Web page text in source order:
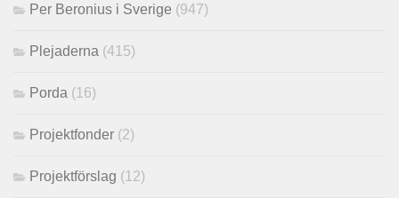
Per Beronius i Sverige (947)
Plejaderna (415)
Porda (16)
Projektfonder (2)
Projektförslag (12)